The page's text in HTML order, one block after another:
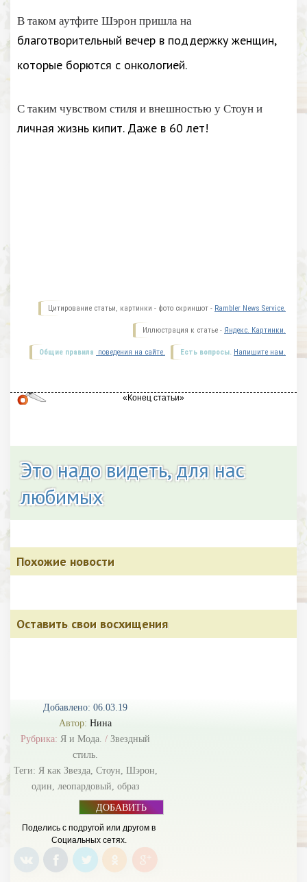
Добавлено: 06.03.19
Автор: Нина
Рубрика: Я и Мода. / Звездный
стиль.
Теги: Я как Звезда, Стоун, Шэрон,
один, леопардовый, образ
ДОБАВИТЬ
Поделись с подругой или другом в
Социальных сетях.
В таком аутфите Шэрон пришла на
благотворительный вечер в поддержку женщин,
которые борются с онкологией.
С таким чувством стиля и внешностью у Стоун и
личная жизнь кипит. Даже в 60 лет!
Цитирование статьи, картинки - фото скриншот - Rambler News Service.
Иллюстрация к статье - Яндекс. Картинки.
Есть вопросы. Напишите нам.
Общие правила поведения на сайте.
Это надо видеть, для нас
любимых
Похожие новости
Оставить свои восхищения